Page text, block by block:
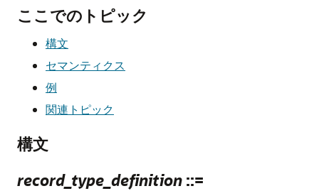
ここでのトピック
構文
セマンティクス
例
関連トピック
構文
record_type_definition ::=